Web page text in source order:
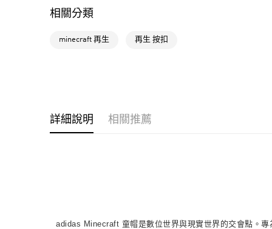
相關分類
minecraft 再生 再生 按扣
詳細說明 相關推薦
adidas Minecraft 童帽是數位世界與現實世界的交會點。